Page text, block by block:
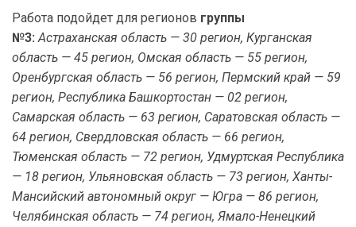
Работа подойдет для регионов группы
№3:Астраханская область — 30 регион, Курганская
область — 45 регион, Омская область — 55 регион,
Оренбургская область — 56 регион, Пермский край — 59
регион, Республика Башкортостан — 02 регион,
Самарская область — 63 регион, Саратовская область —
64 регион, Свердловская область — 66 регион,
Тюменская область — 72 регион, Удмуртская Республика
— 18 регион, Ульяновская область — 73 регион, Ханты-
Мансийский автономный округ — Югра — 86 регион,
Челябинская область — 74 регион, Ямало-Ненецкий